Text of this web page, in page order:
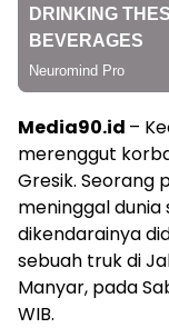
Media90.id –
merenggut
Gresik. Seorang
meninggal
dikendarainya
sebuah truk di
Manyar, pada
WIB.